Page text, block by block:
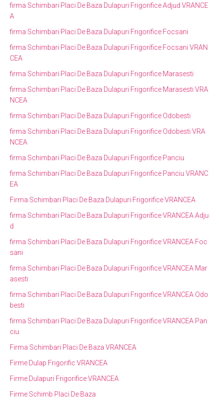
firma Schimbari Placi De Baza Dulapuri Frigorifice Adjud VRANCE
A
firma Schimbari Placi De Baza Dulapuri Frigorifice Focsani
firma Schimbari Placi De Baza Dulapuri Frigorifice Focsani VRAN
CEA
firma Schimbari Placi De Baza Dulapuri Frigorifice Marasesti
firma Schimbari Placi De Baza Dulapuri Frigorifice Marasesti VRA
NCEA
firma Schimbari Placi De Baza Dulapuri Frigorifice Odobesti
firma Schimbari Placi De Baza Dulapuri Frigorifice Odobesti VRA
NCEA
firma Schimbari Placi De Baza Dulapuri Frigorifice Panciu
firma Schimbari Placi De Baza Dulapuri Frigorifice Panciu VRANC
EA
Firma Schimbari Placi De Baza Dulapuri Frigorifice VRANCEA
firma Schimbari Placi De Baza Dulapuri Frigorifice VRANCEA Adju
d
firma Schimbari Placi De Baza Dulapuri Frigorifice VRANCEA Foc
sani
firma Schimbari Placi De Baza Dulapuri Frigorifice VRANCEA Mar
asesti
firma Schimbari Placi De Baza Dulapuri Frigorifice VRANCEA Odo
besti
firma Schimbari Placi De Baza Dulapuri Frigorifice VRANCEA Pan
ciu
Firma Schimbari Placi De Baza VRANCEA
Firme Dulap Frigorific VRANCEA
Firme Dulapuri Frigorifice VRANCEA
Firme Schimb Placi De Baza